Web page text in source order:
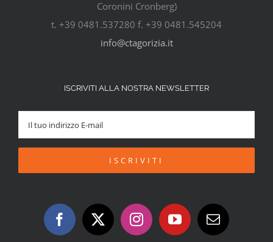
Coronini Cronberg)
t. +39 0481.537280 f. +39 0481.545204
info@ctagorizia.it
ISCRIVITI ALLA NOSTRA NEWSLETTER